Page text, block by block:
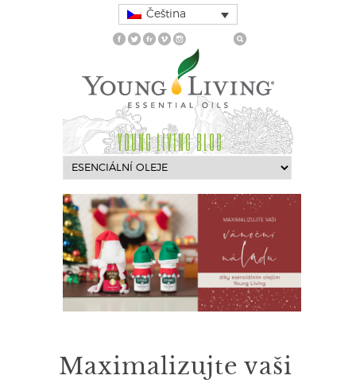
Čeština
YOUNG LIVING BLOG
Maximalizujte vaši